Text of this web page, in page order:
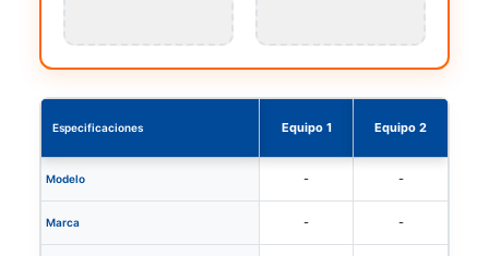
Especificaciones Equipo 1 Equipo 2
Modelo - -
Marca - -